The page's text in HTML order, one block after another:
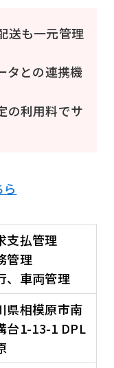
送も一元管理
タとの連携機
の利用料でサ
支払管理
管理
、車両管理
県相模原市南
台1-13-1 DPL